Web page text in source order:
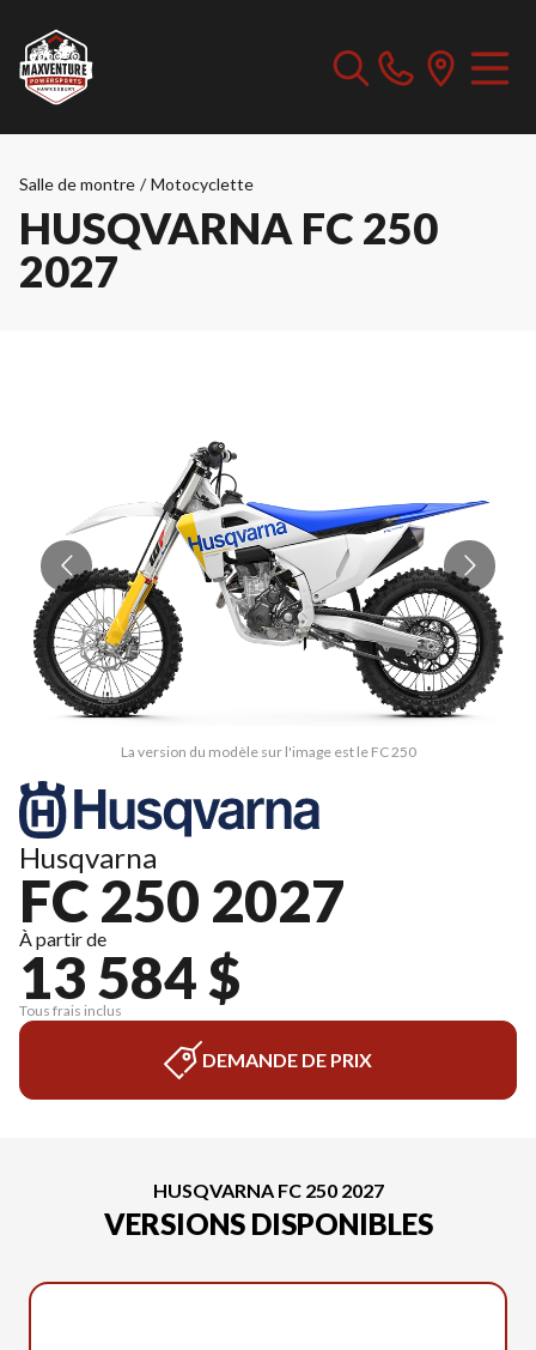
Salle de montre / Motocyclette
HUSQVARNA FC 250
2027
La version du modèle sur l'image est le FC 250
Husqvarna
FC 250 2027
À partir de
13 584 $
Tous frais inclus
DEMANDE DE PRIX
HUSQVARNA FC 250 2027
VERSIONS DISPONIBLES